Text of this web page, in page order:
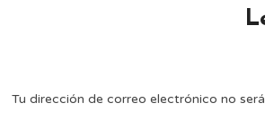
Tu dirección de correo electrónico no